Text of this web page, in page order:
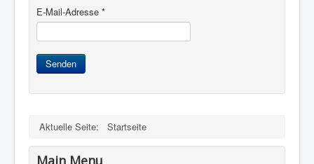
E-Mail-Adresse *
Senden
Aktuelle Seite: Startseite
Main Menu